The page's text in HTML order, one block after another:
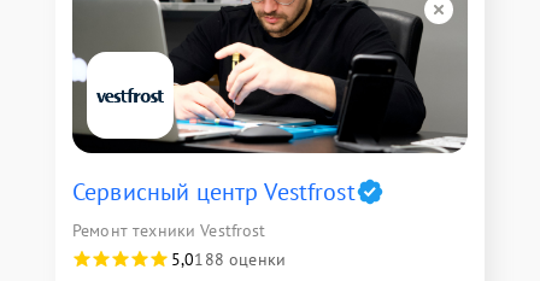
Сервисный центр Vestfrost
Ремонт техники Vestfrost
5,0188 оценки